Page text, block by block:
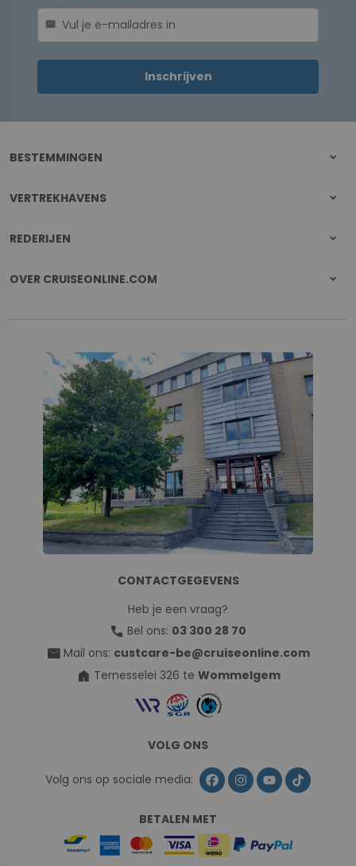
mail
Inschrijven
BESTEMMINGEN
VERTREKHAVENS
REDERIJEN
OVER CRUISEONLINE.COM
CONTACTGEGEVENS
Heb je een vraag?
call Bel ons: 03 300 28 70
mail Mail ons: custcare-be@cruiseonline.com
home Ternesselei 326 te Wommelgem
VOLG ONS
Volg ons op sociale media:
BETALEN MET